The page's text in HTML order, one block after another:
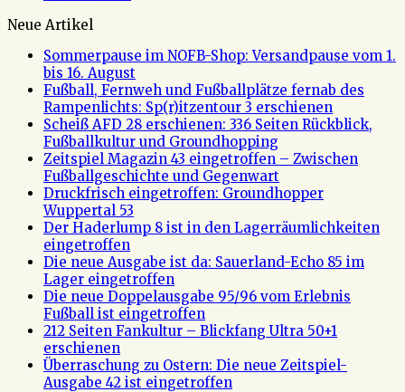
Neue Artikel
Sommerpause im NOFB-Shop: Versandpause vom 1.
bis 16. August
Fußball, Fernweh und Fußballplätze fernab des
Rampenlichts: Sp(r)itzentour 3 erschienen
Scheiß AFD 28 erschienen: 336 Seiten Rückblick,
Fußballkultur und Groundhopping
Zeitspiel Magazin 43 eingetroffen – Zwischen
Fußballgeschichte und Gegenwart
Druckfrisch eingetroffen: Groundhopper
Wuppertal 53
Der Haderlump 8 ist in den Lagerräumlichkeiten
eingetroffen
Die neue Ausgabe ist da: Sauerland-Echo 85 im
Lager eingetroffen
Die neue Doppelausgabe 95/96 vom Erlebnis
Fußball ist eingetroffen
212 Seiten Fankultur – Blickfang Ultra 50+1
erschienen
Überraschung zu Ostern: Die neue Zeitspiel-
Ausgabe 42 ist eingetroffen